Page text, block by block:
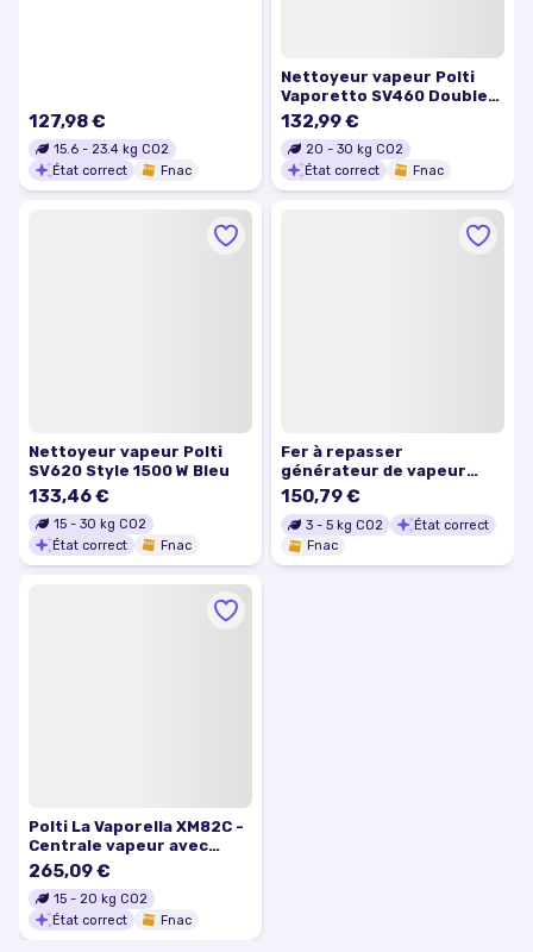
127,98 €
15.6 - 23.4 kg CO2
État correct
Fnac
Nettoyeur vapeur Polti
Vaporetto SV460 Double
1500 W Blanc et Bleu
132,99 €
20 - 30 kg CO2
État correct
Fnac
Nettoyeur vapeur Polti
SV620 Style 1500 W Bleu
133,46 €
15 - 30 kg CO2
État correct
Fnac
Fer à repasser
générateur de vapeur
POLTI VE3020 1,5 L 2200W
Vert
150,79 €
3 - 5 kg CO2
État correct
Fnac
Polti La Vaporella XM82C -
Centrale vapeur avec
fermeture automatique -
semelle : aluminium - 2350
Watt
265,09 €
15 - 20 kg CO2
État correct
Fnac